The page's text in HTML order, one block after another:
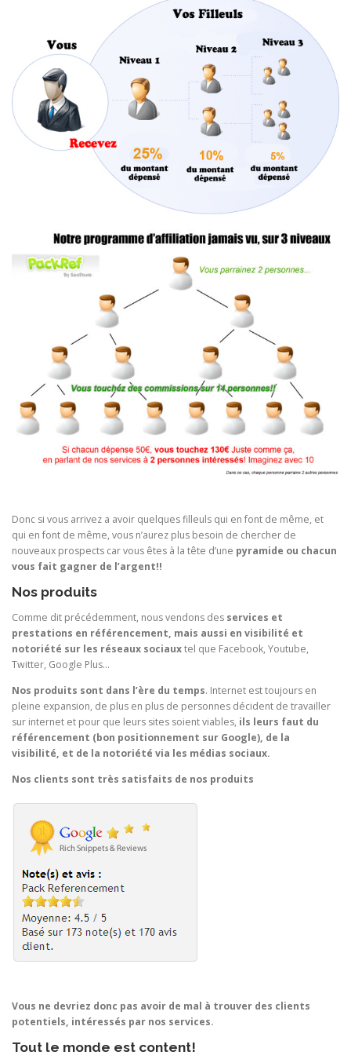
Donc si vous arrivez a avoir quelques filleuls qui en font de même, et
qui en font de même, vous n’aurez plus besoin de chercher de
nouveaux prospects car vous êtes à la tête d’une pyramide ou chacun
vous fait gagner de l’argent!!
Nos produits
Comme dit précédemment, nous vendons des services et
prestations en référencement, mais aussi en visibilité et
notoriété sur les réseaux sociauxtel que Facebook, Youtube,
Twitter, Google Plus…
Nos produits sont dans l’ère du temps. Internet est toujours en
pleine expansion, de plus en plus de personnes décident de travailler
sur internet et pour que leurs sites soient viables, ils leurs faut du
référencement (bon positionnement sur Google), de la
visibilité, et de la notoriété via les médias sociaux.
Nos clients sont très satisfaits de nos produits
Vous ne devriez donc pas avoir de mal à trouver des clients
potentiels, intéressés par nos services.
Tout le monde est content!